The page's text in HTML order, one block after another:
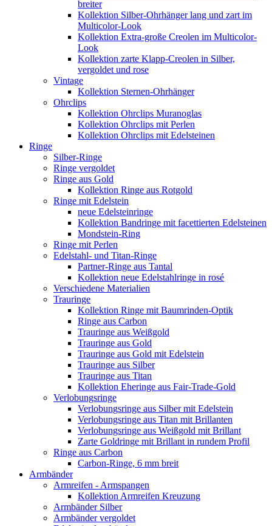
breiter
Kollektion Silber-Ohrhänger lang und zart im
Multicolor-Look
Kollektion Extra-große Creolen im Multicolor-
Look
Kollektion zarte Klapp-Creolen in Silber,
vergoldet und rose
Vintage
Kollektion Sternen-Ohrhänger
Ohrclips
Kollektion Ohrclips Muranoglas
Kollektion Ohrclips mit Perlen
Kollektion Ohrclips mit Edelsteinen
Ringe
Silber-Ringe
Ringe vergoldet
Ringe aus Gold
Kollektion Ringe aus Rotgold
Ringe mit Edelstein
neue Edelsteinringe
Kollektion Bandringe mit facettierten Edelsteinen
Mondstein-Ring
Ringe mit Perlen
Edelstahl- und Titan-Ringe
Partner-Ringe aus Tantal
Kollektion neue Edelstahlringe in rosé
Verschiedene Materialien
Trauringe
Kollektion Ringe mit Baumrinden-Optik
Ringe aus Carbon
Trauringe aus Weißgold
Trauringe aus Gold
Trauringe aus Gold mit Edelstein
Trauringe aus Silber
Trauringe aus Titan
Kollektion Eheringe aus Fair-Trade-Gold
Verlobungsringe
Verlobungsringe aus Silber mit Edelstein
Verlobungsringe aus Titan mit Brillanten
Verlobungsringe aus Weißgold mit Brillant
Zarte Goldringe mit Brillant in rundem Profil
Ringe aus Carbon
Carbon-Ringe, 6 mm breit
Armbänder
Armreifen - Armspangen
Kollektion Armreifen Kreuzung
Armbänder Silber
Armbänder vergoldet